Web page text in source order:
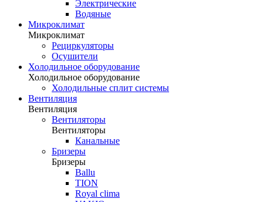
Электрические
Водяные
Микроклимат
Микроклимат
Рециркуляторы
Осушители
Холодильное оборудование
Холодильное оборудование
Холодильные сплит системы
Вентиляция
Вентиляция
Вентиляторы
Вентиляторы
Канальные
Бризеры
Бризеры
Ballu
TION
Royal clima